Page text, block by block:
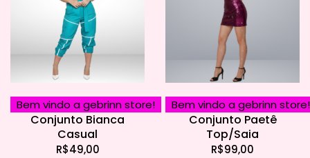
Bem vindo a gebrinn store!
Conjunto Bianca
Casual
R$49,00
Bem vindo a gebrinn store!
Conjunto Paetê
Top/Saia
R$99,00